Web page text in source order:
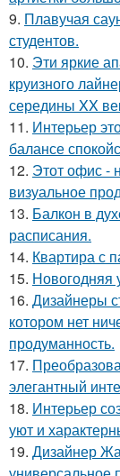
9. Плавучая
студентов.
10. Эти яркие
круизного
середины XX
11. Интерьер
балансе
12. Этот офис -
визуальное
13. Балкон в
расписания.
14. Квартира с
15. Новогодняя
16. Дизайнеры
котором нет
продуманность.
17.
элегантный
18. Интерьер
уют и
19. Дизайнер